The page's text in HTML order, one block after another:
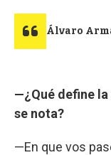
Álvaro
—¿Qué define
se nota?
—En que vos